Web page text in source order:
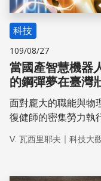
科技
109/08/27
當國產智慧機器
的鋼彈夢在臺灣
面對龐大的職能與物
復健師的密集勞力執
力機械工程學系特聘
多復健傷者或中風患
V. 瓦西里耶夫 ｜ 科技大